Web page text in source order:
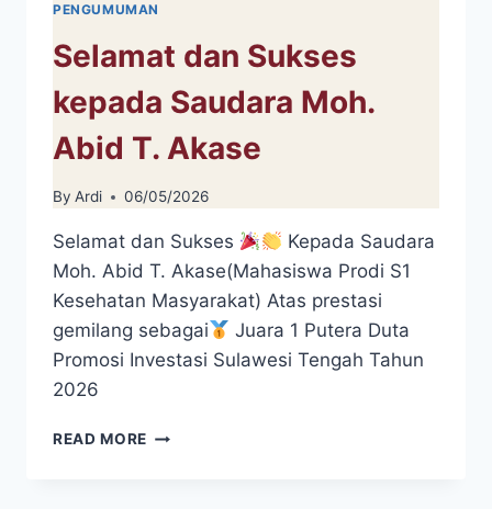
PENGUMUMAN
Selamat dan Sukses
kepada Saudara Moh.
Abid T. Akase
By Ardi 06/05/2026
Selamat dan Sukses
Kepada Saudara
Moh. Abid T. Akase(Mahasiswa Prodi S1
Kesehatan Masyarakat) Atas prestasi
gemilang sebagai
Juara 1 Putera Duta
Promosi Investasi Sulawesi Tengah Tahun
2026
READ MORE SELAMAT